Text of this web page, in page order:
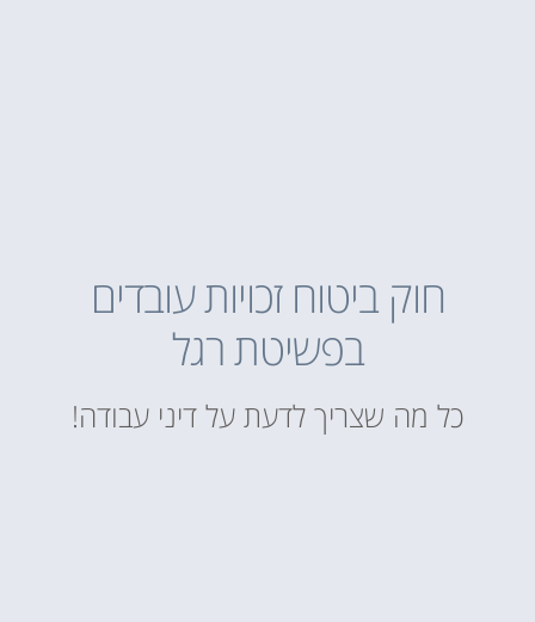
חוק ביטוח זכויות עובדים
בפשיטת רגל
כל מה שצריך לדעת על דיני עבודה!